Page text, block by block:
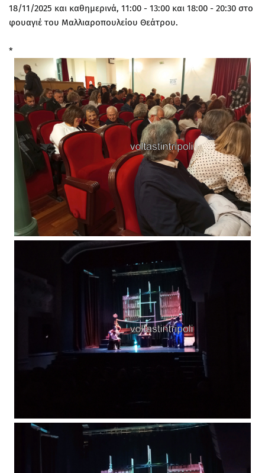
18/11/2025 και καθημερινά, 11:00 - 13:00 και 18:00 - 20:30 στο
φουαγιέ του Μαλλιαροπουλείου Θεάτρου.
*